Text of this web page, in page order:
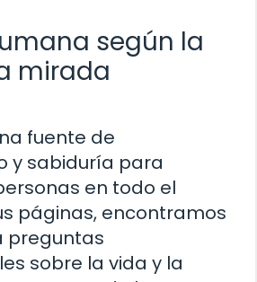
según la
mirada
fuente de
y sabiduría para
en todo el
páginas, encontramos
preguntas
sobre la vida y la